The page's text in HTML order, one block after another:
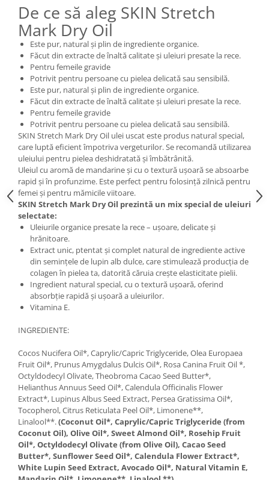
De ce să aleg SKIN Stretch
Mark Dry Oil
Este pur, natural și plin de ingrediente organice.
Făcut din extracte de înaltă calitate și uleiuri presate la rece.
Pentru femeile gravide
Potrivit pentru persoane cu pielea delicată sau sensibilă.
Este pur, natural și plin de ingrediente organice.
Făcut din extracte de înaltă calitate și uleiuri presate la rece.
Pentru femeile gravide
Potrivit pentru persoane cu pielea delicată sau sensibilă.
SKIN Stretch Mark Dry Oil ulei uscat este produs natural special,
care luptă eficient împotriva vergeturilor. Se recomandă utilizarea
uleiului pentru pielea deshidratată și îmbătrânită.
Uleiul cu aromă de mandarine și cu o textură ușoară se absoarbe
rapid și în profunzime. Este perfect pentru folosință zilnică pentru
femei și pentru mămicile viitoare.
SKIN Stretch Mark Dry Oil prezintă un mix special de uleiuri
selectate:
Uleiurile organice presate la rece – ușoare, delicate și
hrănitoare.
Extract unic, ptentat și complet natural de ingrediente active
din semințele de lupin alb dulce, care stimulează producția de
colagen în pielea ta, datorită căruia crește elasticitate pielii.
Ingredient natural special, cu o textură ușoară, oferind
absorbție rapidă și ușoară a uleiurilor.
Vitamina Е.
INGREDIENTE:
Cocos Nucifera Oil*, Caprylic/Capric Triglyceride, Olea Europaea
Fruit Oil*, Prunus Amygdalus Dulcis Oil*, Rosa Canina Fruit Oil *,
Octyldodecyl Olivate, Theobroma Cacao Seed Butter*,
Helianthus Annuus Seed Oil*, Calendula Officinalis Flower
Extract*, Lupinus Albus Seed Extract, Persea Gratissima Oil*,
Tocopherol, Citrus Reticulata Peel Oil*, Limonene**,
Linalool**.(Coconut Oil*, Caprylic/Capric Triglyceride (from
Coconut Oil), Olive Oil*, Sweet Almond Oil*, Rosehip Fruit
Oil*, Octyldodecyl Olivate (from Olive Oil), Cacao Seed
Butter*, Sunflower Seed Oil*, Calendula Flower Extract*,
White Lupin Seed Extract, Avocado Oil*, Natural Vitamin E,